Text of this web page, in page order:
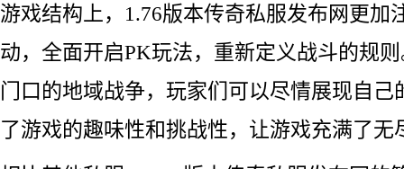
游戏结构上，1.76版本传奇私服发布网更加
动，全面开启PK玩法，重新定义战斗的规
门口的地域战争，玩家们可以尽情展现自己
了游戏的趣味性和挑战性，让游戏充满了无